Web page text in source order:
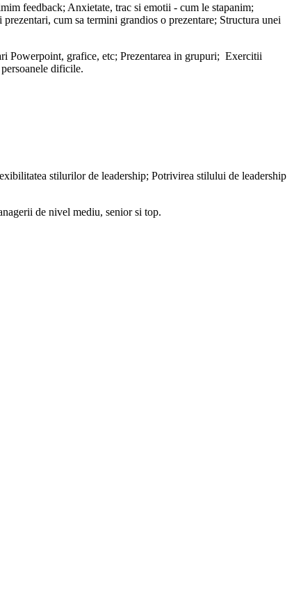
feedback; Anxietate, trac si emotii - cum le stapanim;
cum sa termini grandios o prezentare; Structura unei
Powerpoint, grafice, etc; Prezentarea in grupuri; Exercitii
dificile.
stilurilor de leadership; Potrivirea stilului de leadership
de nivel mediu, senior si top.